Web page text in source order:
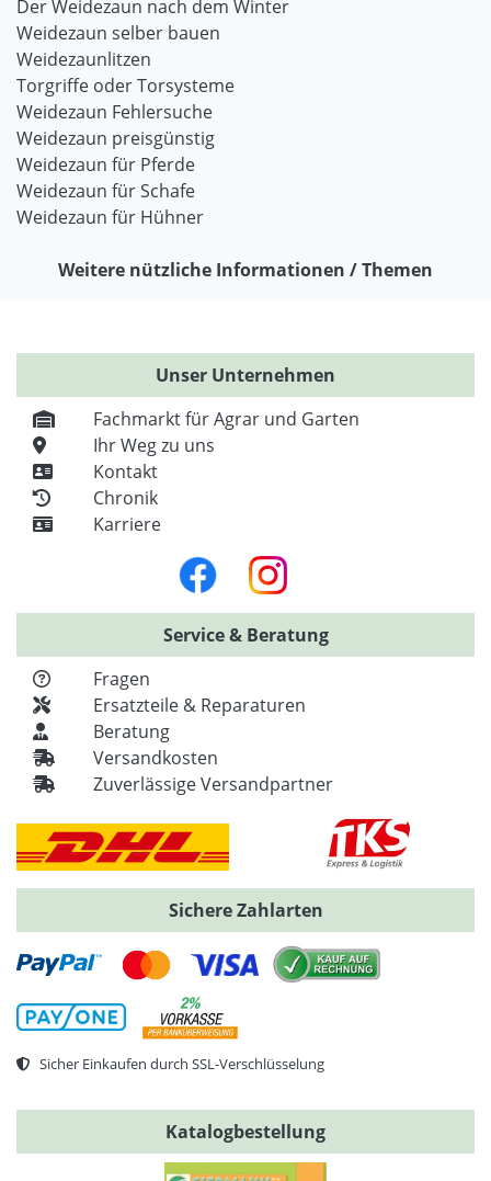
Der Weidezaun nach dem Winter
Weidezaun selber bauen
Weidezaunlitzen
Torgriffe oder Torsysteme
Weidezaun Fehlersuche
Weidezaun preisgünstig
Weidezaun für Pferde
Weidezaun für Schafe
Weidezaun für Hühner
Weitere nützliche Informationen / Themen
Unser Unternehmen
Fachmarkt für Agrar und Garten
Ihr Weg zu uns
Kontakt
Chronik
Karriere
Service & Beratung
Fragen
Ersatzteile & Reparaturen
Beratung
Versandkosten
Zuverlässige Versandpartner
Sichere Zahlarten
Sicher Einkaufen durch SSL-Verschlüsselung
Katalogbestellung